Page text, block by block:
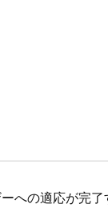
の適応が完了